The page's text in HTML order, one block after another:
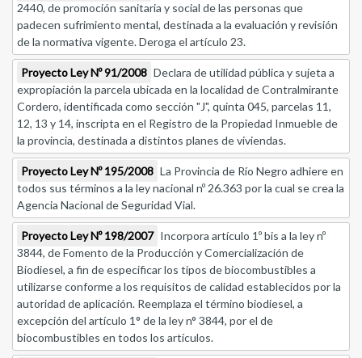
2440, de promoción sanitaria y social de las personas que
padecen sufrimiento mental, destinada a la evaluación y revisión
de la normativa vigente. Deroga el artículo 23.
Proyecto Ley Nº 91/2008 Declara de utilidad pública y sujeta a
expropiación la parcela ubicada en la localidad de Contralmirante
Cordero, identificada como sección "J", quinta 045, parcelas 11,
12, 13 y 14, inscripta en el Registro de la Propiedad Inmueble de
la provincia, destinada a distintos planes de viviendas.
Proyecto Ley Nº 195/2008 La Provincia de Río Negro adhiere en
todos sus términos a la ley nacional nº 26.363 por la cual se crea la
Agencia Nacional de Seguridad Vial.
Proyecto Ley Nº 198/2007 Incorpora artículo 1º bis a la ley nº
3844, de Fomento de la Producción y Comercialización de
Biodiesel, a fin de especificar los tipos de biocombustibles a
utilizarse conforme a los requisitos de calidad establecidos por la
autoridad de aplicación. Reemplaza el término biodiesel, a
excepción del artículo 1° de la ley n° 3844, por el de
biocombustibles en todos los artículos.